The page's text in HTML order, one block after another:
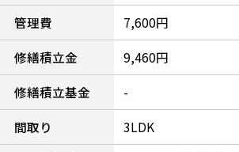
管理費
7,600円
修繕積立金
9,460円
修繕積立基金
-
間取り
3LDK